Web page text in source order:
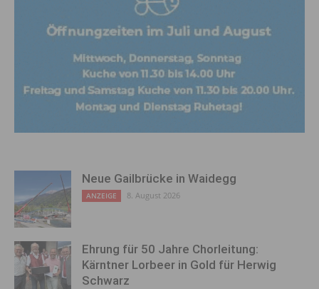
Neue Gailbrücke in Waidegg
ANZEIGE 8. August 2026
Ehrung für 50 Jahre Chorleitung:
Kärntner Lorbeer in Gold für Herwig
Schwarz